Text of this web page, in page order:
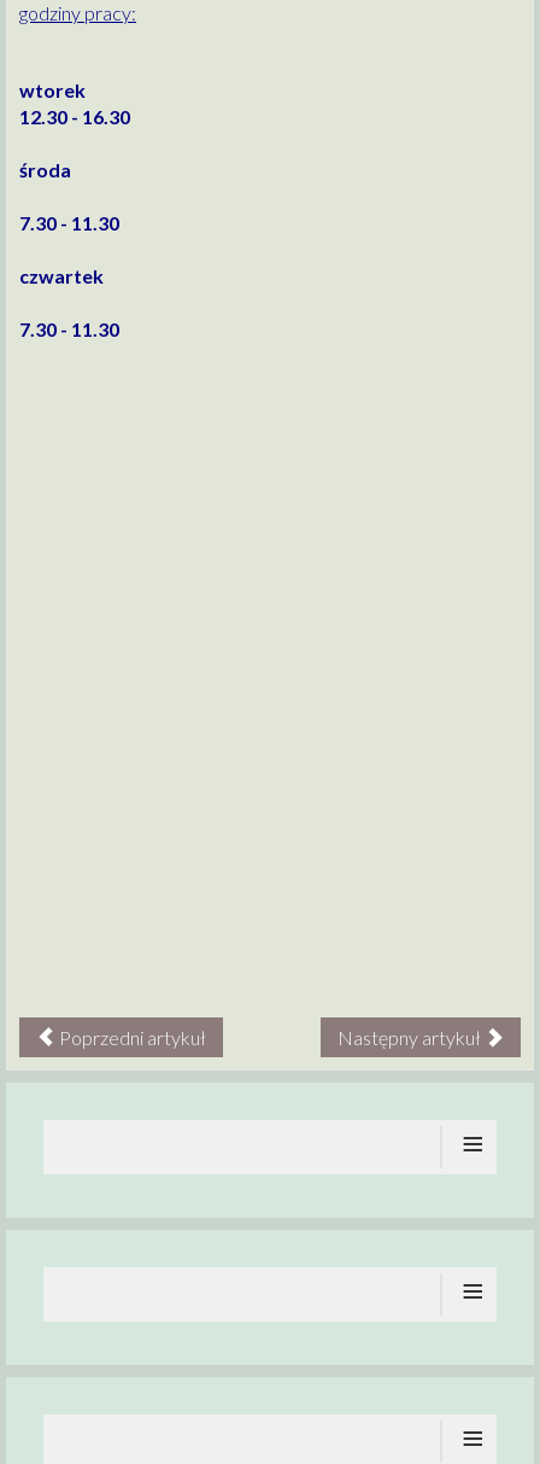
godziny pracy:
wtorek
12.30 - 16.30
środa
7.30 - 11.30
czwartek
7.30 - 11.30
Poprzedni artykuł Następny artykuł
≡
≡
≡